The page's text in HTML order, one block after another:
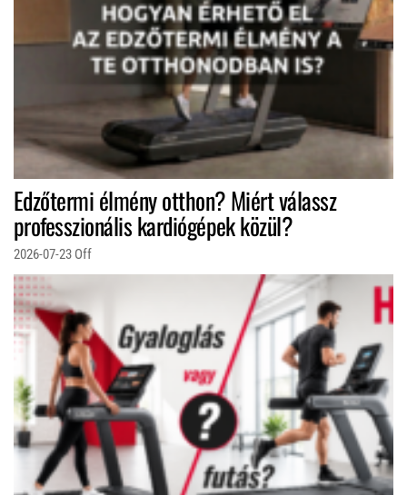
Edzőtermi élmény otthon? Miért válassz
professzionális kardiógépek közül?
2026-07-23 Off